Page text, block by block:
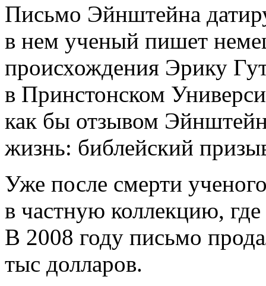
Письмо Эйнштейна
в нем ученый пишет
происхождения Эрику
в Принстонском
как бы отзывом
жизнь: библейский
Уже после смерти
в частную коллекцию,
В 2008 году письмо
тыс долларов.